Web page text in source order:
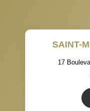
TAXE FONCIÈRE
RÉSULTATS DES
SAINT-
17